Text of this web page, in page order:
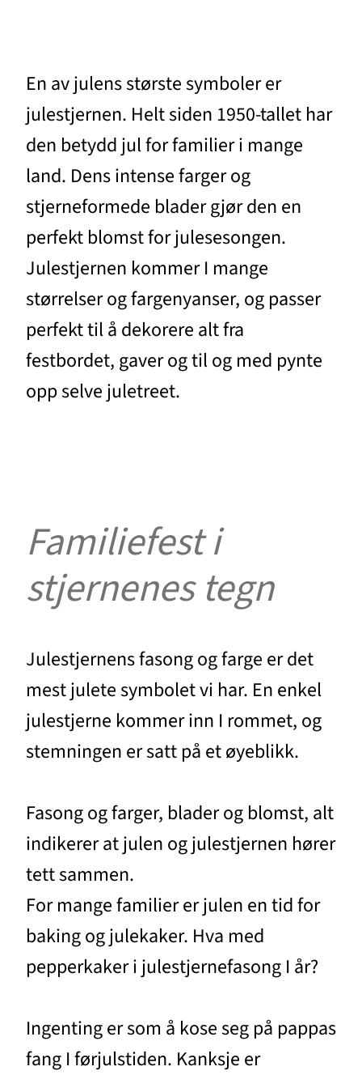
En av julens største symboler er
julestjernen. Helt siden 1950-tallet har
den betydd jul for familier i mange
land. Dens intense farger og
stjerneformede blader gjør den en
perfekt blomst for julesesongen.
Julestjernen kommer I mange
størrelser og fargenyanser, og passer
perfekt til å dekorere alt fra
festbordet, gaver og til og med pynte
opp selve juletreet.
Familiefest i
stjernenes tegn
Julestjernens fasong og farge er det
mest julete symbolet vi har. En enkel
julestjerne kommer inn I rommet, og
stemningen er satt på et øyeblikk.
Fasong og farger, blader og blomst, alt
indikerer at julen og julestjernen hører
tett sammen.
For mange familier er julen en tid for
baking og julekaker. Hva med
pepperkaker i julestjernefasong I år?
Ingenting er som å kose seg på pappas
fang I førjulstiden. Kanksje er